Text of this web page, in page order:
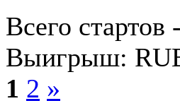
Всего
Выигрыш:
1 2 »